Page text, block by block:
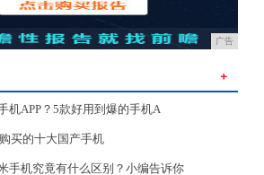
广告
＋
机APP？5款好用到爆的手机A
买的十大国产手机
手机究竟有什么区别？小编告诉你